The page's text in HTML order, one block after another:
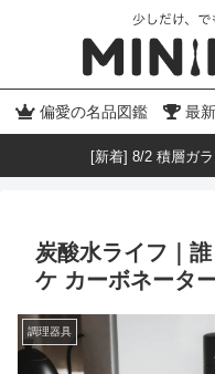
偏愛の名品図鑑 最
[新着] 8/2 積層ガ
炭酸水ライフ｜
ケ カーボネータ
調理器具